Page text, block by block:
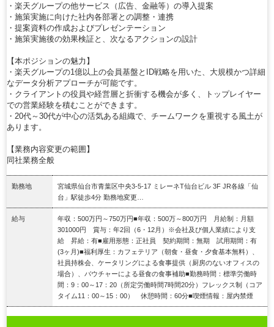
・楽天グループの他サービス（広告、金融等）の導入提案
・施策実施に向けた社内各部署との調整・連携
・提案資料の作成およびプレゼンテーション
・施策実施後の効果検証と、次なるアクションの設計
【本ポジションの魅力】
・楽天グループの1億以上の会員基盤とID戦略を用いた、大規模かつ詳細
なデータ分析アプローチが可能です。
・クライアントの役員や経営層と折衝する機会が多く、トップレイヤー
での営業経験を積むことができます。
・20代～30代が中心の活気ある組織で、チームワークを重視する風土が
あります。
【業務内容変更の範囲】
同社業務全般
勤務地
宮城県仙台市青葉区中央3-5-17 ミレーネT仙台ビル 3F JR各線「仙
台」駅徒歩4分 勤務地変更…
給与
年収：500万円～750万円■年収：500万～800万円 月給制：月額
301000円 賞与：年2回（6・12月）※会社及び個人業績により支
給 昇給：有■雇用形態：正社員 契約期間：無期 試用期間：有
(3ヶ月)■福利厚生：カフェテリア（朝食・昼食・夕食基本無料）、
社員持株会、ケータリングによる食事提供（厨房のないオフィスの
場合）、バウチャーによる昼食の食事補助■勤務時間：標準労働時
間：9：00～17：20（所定労働時間7時間20分）フレックス制（コア
タイム11：00～15：00） 休憩時間：60分■喫煙情報：屋内禁煙